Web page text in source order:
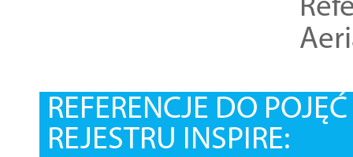
REFERENCJE DO
REJESTRU INSPIRE: